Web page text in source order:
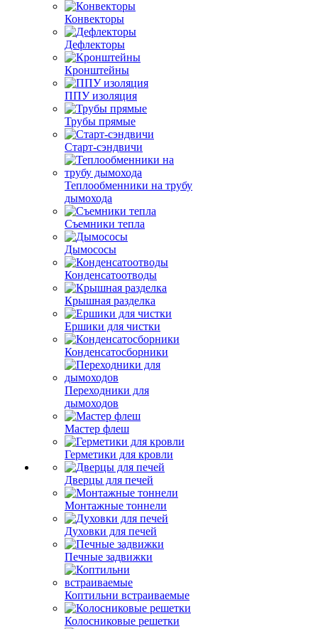
Конвекторы
Дефлекторы
Кронштейны
ППУ изоляция
Трубы прямые
Старт-сэндвичи
Теплообменники на трубу
дымохода
Съемники тепла
Дымососы
Конденсатоотводы
Крышная разделка
Ершики для чистки
Конденсатосборники
Переходники для
дымоходов
Мастер флеш
Герметики для кровли
Дверцы для печей
Монтажные тоннели
Духовки для печей
Печные задвижки
Коптильни встраиваемые
Колосниковые решетки